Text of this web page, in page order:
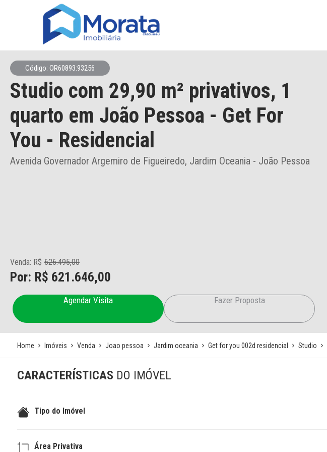
Código: OR60893:93256
Studio com 29,90 m² privativos, 1
quarto em João Pessoa - Get For
You - Residencial
Avenida Governador Argemiro de Figueiredo, Jardim Oceania - João Pessoa
Venda: R$ 626.495,00
Por: R$ 621.646,00
Agendar Visita Fazer Proposta
Home Imóveis Venda Joao pessoa Jardim oceania Get for you 002d residencial Studio
CARACTERÍSTICAS DO IMÓVEL
Tipo do Imóvel
Área Privativa